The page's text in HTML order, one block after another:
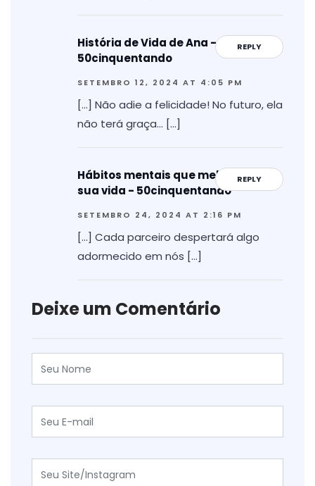
REPLY
História de Vida de Ana -
50cinquentando
SETEMBRO 12, 2024 AT 4:05 PM
[…] Não adie a felicidade! No futuro, ela
não terá graça… […]
REPLY
Hábitos mentais que melhorarão
sua vida - 50cinquentando
SETEMBRO 24, 2024 AT 2:16 PM
[…] Cada parceiro despertará algo
adormecido em nós […]
Deixe um Comentário